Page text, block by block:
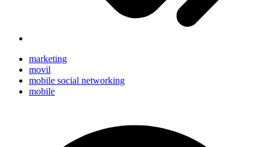
marketing
movil
mobile social networking
mobile